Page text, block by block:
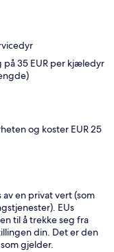
35 EUR per kjæledyr
og koster EUR 25
en privat vert (som
EUs
til å trekke seg fra
din. Det er den
gjelder.